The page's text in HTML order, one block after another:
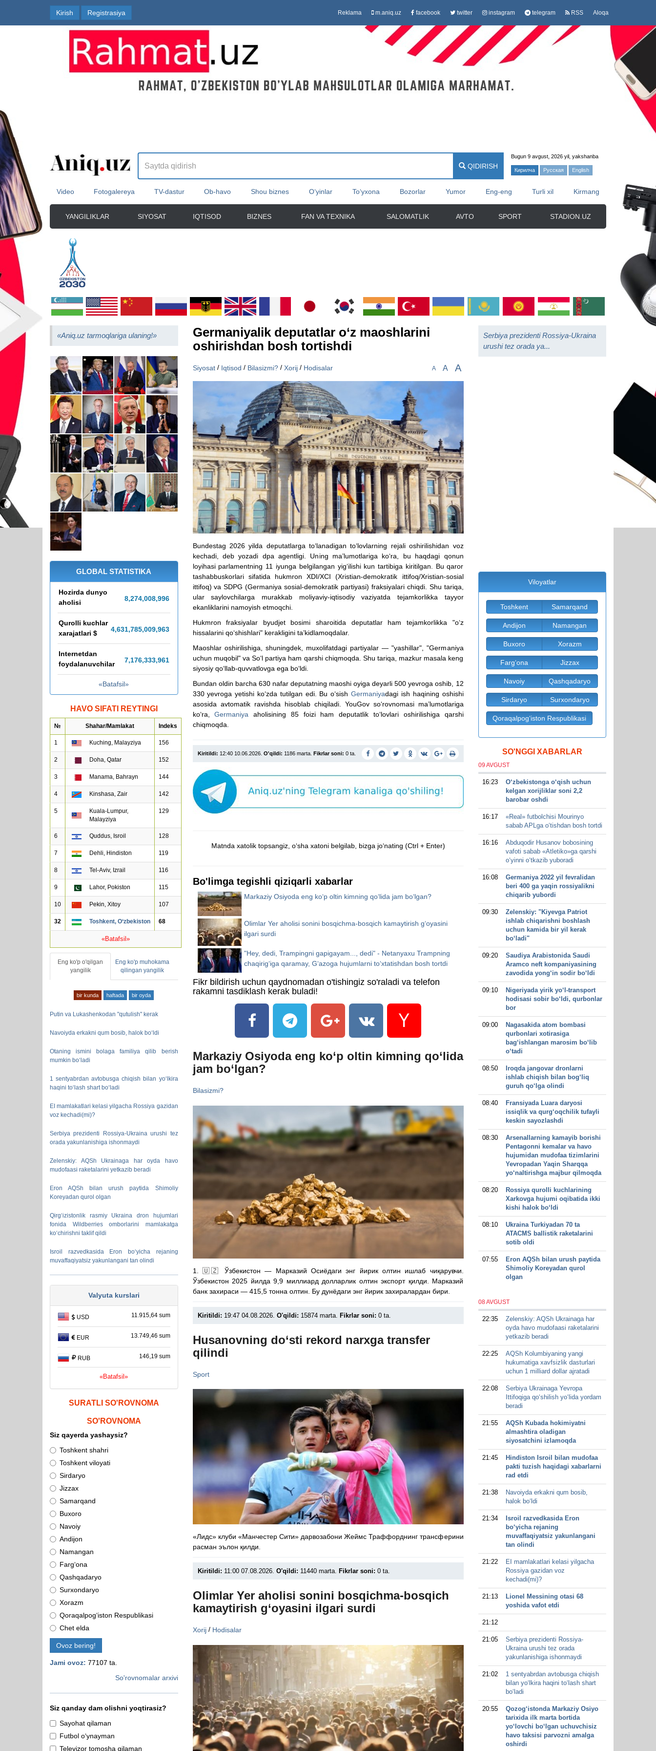
Kirish Registrasiya Reklama m.aniq.uz facebook twitter instagram telegram RSS Aloqa
QIDIRISH
Bugun 9 avgust, 2026 yil, yakshanba
Кирилча Русская English
Video Fotogalereya TV-dastur Ob-havo Shou biznes O‘yinlar To‘yxona Bozorlar Yumor Eng-eng Turli xil Kirmang
YANGILIKLAR SIYOSAT IQTISOD BIZNES FAN VA TEXNIKA SALOMATLIK AVTO SPORT STADION.UZ
«Aniq.uz tarmoqlariga ulaning!»
GLOBAL STATISTIKA
8,274,009,000
Hozirda dunyo
aholisi
4,631,785,120,078
Qurolli kuchlar
xarajatlari $
7,176,333,990
Internetdan
foydalanuvchilar
«Batafsil»
HAVO SIFATI REYTINGI
№ Shahar/Mamlakat Indeks
1 Kuching, Malayziya 156
2 Doha, Qatar 152
3 Manama, Bahrayn 144
4 Kinshasa, Zair 142
5
Kuala-Lumpur,
Malayziya
129
6 Quddus, Isroil 128
7 Dehli, Hindiston 119
8 Tel-Aviv, Izrail 116
9 Lahor, Pokiston 115
10 Pekin, Xitoy 107
32 Toshkent, O‘zbekiston 68
«Batafsil»
Eng ko'p o'qilgan
yangilik
Eng ko'p muhokama
qilingan yangilik
bir kunda haftada bir oyda
Putin va Lukashenkodan "qutulish" kerak
Navoiyda erkakni qum bosib, halok bo‘ldi
Otaning ismini bolaga familiya qilib berish
mumkin bo‘ladi
1 sentyabrdan avtobusga chiqish bilan yo‘lkira
haqini to‘lash shart bo‘ladi
EI mamlakatlari kelasi yilgacha Rossiya gazidan
voz kechadi(mi)?
Serbiya prezidenti Rossiya-Ukraina urushi tez
orada yakunlanishiga ishonmaydi
Zelenskiy: AQSh Ukrainaga har oyda havo
mudofaasi raketalarini yetkazib beradi
Eron AQSh bilan urush paytida Shimoliy
Koreyadan qurol olgan
Qirg‘izistonlik rasmiy Ukraina dron hujumlari
fonida Wildberries omborlarini mamlakatga
ko‘chirishni taklif qildi
Isroil razvedkasida Eron bo‘yicha rejaning
muvaffaqiyatsiz yakunlangani tan olindi
Valyuta kurslari
USD 11.915,64 sum
EUR 13.749,46 sum
RUB 146,19 sum
«Batafsil»
SURATLI SO'ROVNOMA
SO'ROVNOMA
Siz qayerda yashaysiz?
Toshkent shahri
Toshkent viloyati
Sirdaryo
Jizzax
Samarqand
Buxoro
Navoiy
Andijon
Namangan
Farg‘ona
Qashqadaryo
Surxondaryo
Xorazm
Qoraqalpog‘iston Respublikasi
Chet elda
Ovoz bering!
Jami ovoz: 77107 ta.
So'rovnomalar arxivi
Siz qanday dam olishni yoqtirasiz?
Sayohat qilaman
Futbol o‘ynayman
Televizor tomosha qilaman
Germaniyalik deputatlar o‘z maoshlarini
oshirishdan bosh tortishdi
Siyosat/ Iqtisod / Bilasizmi?/ Xorij/ Hodisalar A A A
​Bundestag 2026 yilda deputatlarga to‘lanadigan to‘lovlarning rejali oshirilishidan voz
kechadi, deb yozadi dpa agentligi. Uning ma’lumotlariga ko‘ra, bu haqdagi qonun
loyihasi parlamentning 11 iyunga belgilangan yig‘ilishi kun tartibiga kiritilgan. Bu qaror
tashabbuskorlari sifatida hukmron XDI/XCI (Xristian-demokratik ittifoq/Xristian-sosial
ittifoq) va SDPG (Germaniya sosial-demokratik partiyasi) fraksiyalari chiqdi. Shu tariqa,
ular saylovchilarga murakkab moliyaviy-iqtisodiy vaziyatda tejamkorlikka tayyor
ekanliklarini namoyish etmoqchi.
​Hukmron fraksiyalar byudjet bosimi sharoitida deputatlar ham tejamkorlikka "o‘z
hissalarini qo‘shishlari" kerakligini ta’kidlamoqdalar.
Maoshlar oshirilishiga, shuningdek, muxolifatdagi partiyalar — "yashillar", "Germaniya
uchun muqobil" va So‘l partiya ham qarshi chiqmoqda. Shu tariqa, mazkur masala keng
siyosiy qo‘llab-quvvatlovga ega bo‘ldi.
​Bundan oldin barcha 630 nafar deputatning maoshi oyiga deyarli 500 yevroga oshib, 12
330 yevroga yetishi ko‘zda tutilgan edi. Bu o‘sishGermaniyadagi ish haqining oshishi
asosida avtomatik ravishda hisoblab chiqiladi. YouGov so‘rovnomasi ma’lumotlariga
ko‘ra,Germaniya aholisining 85 foizi ham deputatlik to‘lovlari oshirilishiga qarshi
chiqmoqda.
Kiritildi: 12:40 10.06.2026. O'qildi: 1186 marta. Fikrlar soni: 0 ta.
Matnda xatolik topsangiz, o‘sha xatoni belgilab, bizga jo‘nating (Ctrl + Enter)
Bo'limga tegishli qiziqarli xabarlar
Markaziy Osiyoda eng ko‘p oltin kimning qo‘lida jam bo‘lgan?
Olimlar Yer aholisi sonini bosqichma-bosqich kamaytirish g‘oyasini
ilgari surdi
"Hey, dedi, Trampingni gapigayam..., dedi" - Netanyaxu Trampning
chaqirig‘iga qaramay, G‘azoga hujumlarni to‘xtatishdan bosh tortdi
Fikr bildirish uchun qaydnomadan o'tishingiz so'raladi va telefon
rakamni tasdiklash kerak buladi!
Markaziy Osiyoda eng ko‘p oltin kimning qo‘lida
jam bo‘lgan?
Bilasizmi?
1. 🇺🇿 Ўзбекистон — Марказий Осиёдаги энг йирик олтин ишлаб чиқарувчи.
Ўзбекистон 2025 йилда 9,9 миллиард долларлик олтин экспорт қилди. Марказий
банк захираси — 415,5 тонна олтин. Бу дунёдаги энг йирик захиралардан бири.
Kiritildi: 19:47 04.08.2026. O'qildi: 15874 marta. Fikrlar soni: 0 ta.
Husanovning do‘sti rekord narxga transfer
qilindi
Sport
«Лидс» клуби «Манчестер Сити» дарвозабони Жеймс Траффорднинг трансферини
расман эълон қилди.
Kiritildi: 11:00 07.08.2026. O'qildi: 11440 marta. Fikrlar soni: 0 ta.
Olimlar Yer aholisi sonini bosqichma-bosqich
kamaytirish g‘oyasini ilgari surdi
Xorij/ Hodisalar
Serbiya prezidenti Rossiya-Ukraina
urushi tez orada ya...
Viloyatlar
Toshkent Samarqand
Andijon Namangan
Buxoro Xorazm
Farg‘ona Jizzax
Navoiy Qashqadaryo
Sirdaryo Surxondaryo
Qoraqalpog‘iston Respublikasi
SO'NGGI XABARLAR
09 AVGUST
16:23
O‘zbekistonga o‘qish uchun
kelgan xorijliklar soni 2,2
barobar oshdi
16:17
«Real» futbolchisi Mourinyo
sabab APLga o‘tishdan bosh tortdi
16:16
Abduqodir Husanov bobosining
vafoti sabab «Atletiko»ga qarshi
o‘yinni o‘tkazib yuboradi
16:08
Germaniya 2022 yil fevralidan
beri 400 ga yaqin rossiyalikni
chiqarib yubordi
09:30
Zelenskiy: "Kiyevga Patriot
ishlab chiqarishni boshlash
uchun kamida bir yil kerak
bo‘ladi"
09:20
Saudiya Arabistonida Saudi
Aramco neft kompaniyasining
zavodida yong‘in sodir bo‘ldi
09:10
Nigeriyada yirik yo‘l-transport
hodisasi sobir bo‘ldi, qurbonlar
bor
09:00
Nagasakida atom bombasi
qurbonlari xotirasiga
bag‘ishlangan marosim bo‘lib
o‘tadi
08:50
Iroqda jangovar dronlarni
ishlab chiqish bilan bog‘liq
guruh qo‘lga olindi
08:40
Fransiyada Luara daryosi
issiqlik va qurg‘oqchilik tufayli
keskin sayozlashdi
08:30
Arsenallarning kamayib borishi
Pentagonni kemalar va havo
hujumidan mudofaa tizimlarini
Yevropadan Yaqin Sharqqa
yo‘naltirishga majbur qilmoqda
08:20
Rossiya qurolli kuchlarining
Xarkovga hujumi oqibatida ikki
kishi halok bo‘ldi
08:10
Ukraina Turkiyadan 70 ta
ATACMS ballistik raketalarini
sotib oldi
07:55
Eron AQSh bilan urush paytida
Shimoliy Koreyadan qurol
olgan
08 AVGUST
22:35
Zelenskiy: AQSh Ukrainaga har
oyda havo mudofaasi raketalarini
yetkazib beradi
22:25
AQSh Kolumbiyaning yangi
hukumatiga xavfsizlik dasturlari
uchun 1 milliard dollar ajratadi
22:08
Serbiya Ukrainaga Yevropa
Ittifoqiga qo‘shilish yo‘lida yordam
beradi
21:55
AQSh Kubada hokimiyatni
almashtira oladigan
siyosatchini izlamoqda
21:45
Hindiston Isroil bilan mudofaa
pakti tuzish haqidagi xabarlarni
rad etdi
21:38
Navoiyda erkakni qum bosib,
halok bo‘ldi
21:34
Isroil razvedkasida Eron
bo‘yicha rejaning
muvaffaqiyatsiz yakunlangani
tan olindi
21:22
EI mamlakatlari kelasi yilgacha
Rossiya gazidan voz
kechadi(mi)?
21:13
Lionel Messining otasi 68
yoshida vafot etdi
21:12
21:05
Serbiya prezidenti Rossiya-
Ukraina urushi tez orada
yakunlanishiga ishonmaydi
21:02
1 sentyabrdan avtobusga chiqish
bilan yo‘lkira haqini to‘lash shart
bo‘ladi
20:55
Qozog‘istonda Markaziy Osiyo
tarixida ilk marta bortida
yo‘lovchi bo‘lgan uchuvchisiz
havo taksisi parvozni amalga
oshirdi